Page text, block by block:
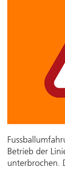
Betrieb der
unterbrochen.